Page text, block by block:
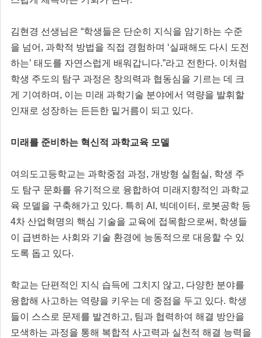
김현경 선생님은 “학생들은 단순히 지식을 암기하는 수준
을 넘어, 과학적 방법을 직접 경험하며 ‘실패해도 다시 도전
하는’ 태도를 자연스럽게 배워갑니다.”라고 전한다. 이처럼
학생 주도의 탐구 과정은 창의력과 협동심을 기르는 데 크
게 기여하며, 이는 미래 과학기술 분야에서 역량을 발휘할
인재로 성장하는 든든한 밑거름이 되고 있다.
미래를 준비하는 혁신적 과학교육 모델
여의도고등학교는 과학중점 과정, 개방형 실험실, 학생 주
도 탐구 문화를 유기적으로 융합하여 미래지향적인 과학교
육 모델을 구축해가고 있다. 특히 AI, 빅데이터, 로봇공학 등
4차 산업혁명의 핵심 기술을 교육에 접목함으로써, 학생들
이 급변하는 사회와 기술 환경에 능동적으로 대응할 수 있
도록 돕고 있다.
학교는 단편적인 지식 습득에 그치지 않고, 다양한 분야를
융합해 사고하는 역량을 키우는 데 중점을 두고 있다. 학생
들이 스스로 문제를 발견하고, 팀과 협력하여 해결 방안을
모색하는 과정을 통해 복합적 사고력과 실천적 해결 능력을